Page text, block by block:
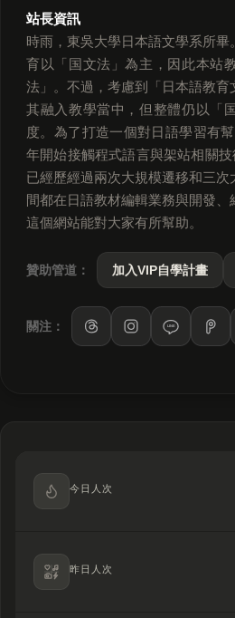
站長資訊
時雨，東吳大學日本語文學系所
育以「国文法」為主，因此本站
法」。不過，考慮到「日本語教育
其融入教學當中，但整體仍以「
度。為了打造一個對日語學習有
年開始接觸程式語言與架站相關技
已經歷經過兩次大規模遷移和三
間都在日語教材編輯業務與開發
這個網站能對大家有所幫助。
贊助管道： 加入VIP自學計畫
關注： LINE
今日人次
昨日人次